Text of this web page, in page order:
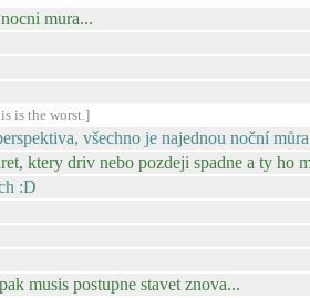
mura...
is the worst.]
všechno je najednou noční
ktery driv nebo pozdeji spadne a ty ho
:D
musis postupne stavet znova...